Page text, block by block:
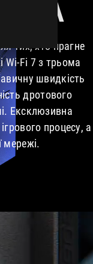
тих, хто прагне
Wi-Fi 7 з трьома
швидкість
дротового
Ексклюзивна
процесу, а
мережі.